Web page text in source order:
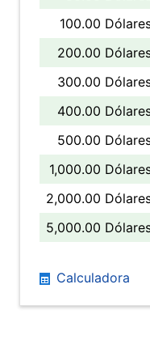
100.00
200.00
300.00
400.00
500.00
1,000.00
2,000.00
5,000.00
Calculadora